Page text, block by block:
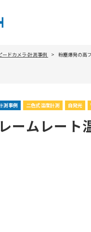
ードカメラ-計測事例 粉塵爆発の高
測事例 二色式温度計測 自発光
ームレート